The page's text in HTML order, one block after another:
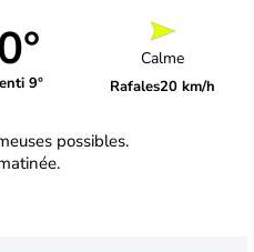
9°
Calme
Rafales20 km/h
possibles.